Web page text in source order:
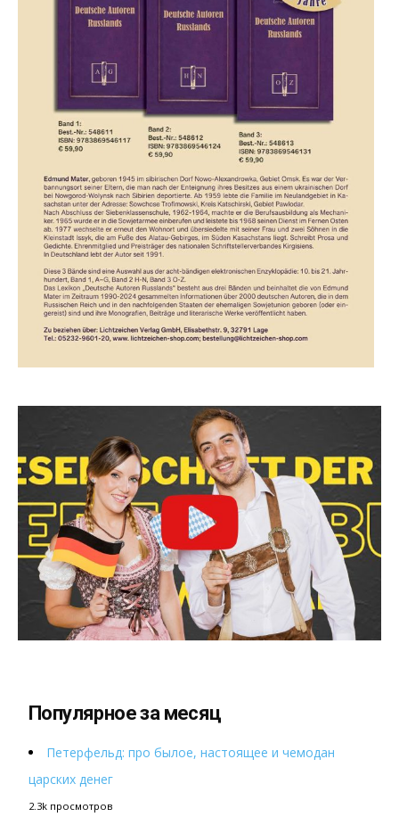
Популярное за месяц
Петерфельд: про былое, настоящее и чемодан
царских денег
2.3k просмотров